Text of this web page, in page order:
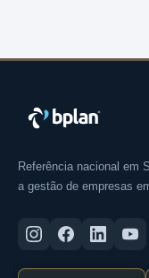
Referência nacional em
a gestão de empresas